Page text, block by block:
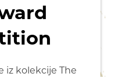
iz kolekcije The